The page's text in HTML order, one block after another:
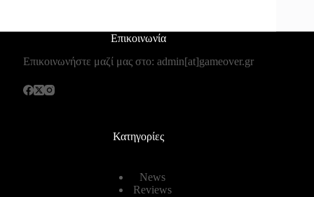
Επικοινωνία
Επικοινωνήστε μαζί μας στο: admin[at]gameover.gr
Κατηγορίες
News
Reviews